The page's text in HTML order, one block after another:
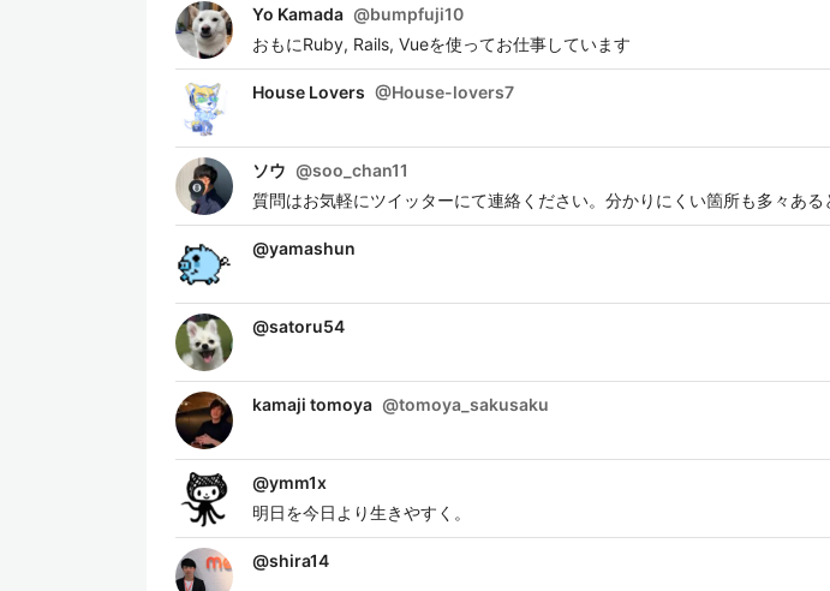
Yo Kamada @bumpfuji10
おもにRuby, Rails, Vueを使ってお仕事しています
House Lovers @House-lovers7
ソウ @soo_chan11
質問はお気軽にツイッターにて連絡ください。分かりにくい箇所も多々ある
@yamashun
@satoru54
kamaji tomoya @tomoya_sakusaku
@ymm1x
明日を今日より生きやすく。
@shira14